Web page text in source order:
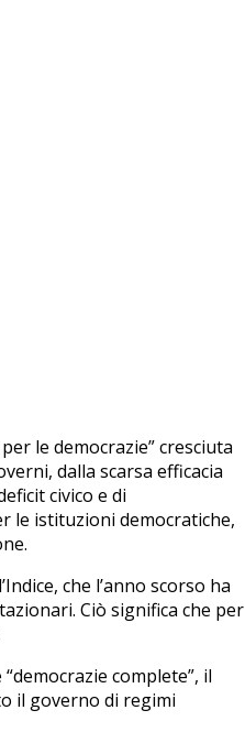
le democrazie” cresciuta
dalla scarsa efficacia
civico e di
le istituzioni democratiche,
che l’anno scorso ha
Ciò significa che per
complete”, il
il governo di regimi